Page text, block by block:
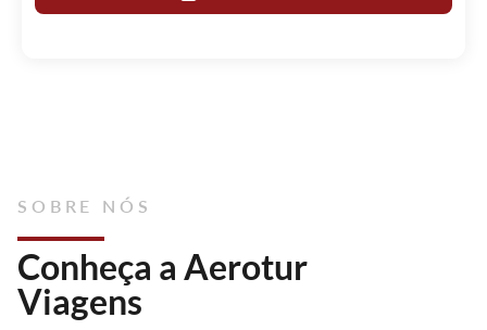
SOBRE NÓS
Conheça a Aerotur
Viagens